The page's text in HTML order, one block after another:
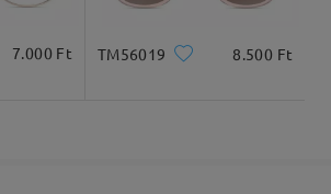
7.000 Ft TM56019 8.500 Ft